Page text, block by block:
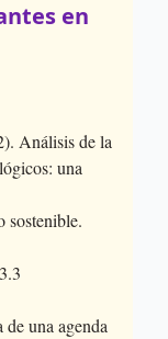
en
Análisis de la
una
sostenible.
una agenda